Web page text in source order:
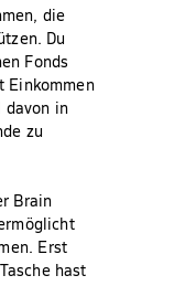
die
Du
Fonds
Einkommen
davon in
zu
Brain
Erst
hast